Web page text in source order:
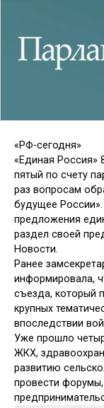
«РФ-сегодня»
«Единая Россия»
пятый по счету
раз вопросам
будущее
предложения
раздел своей
Новости.
Ранее
информировала,
съезда, который
крупных
впоследствии
Уже прошло
ЖКХ,
развитию
провести